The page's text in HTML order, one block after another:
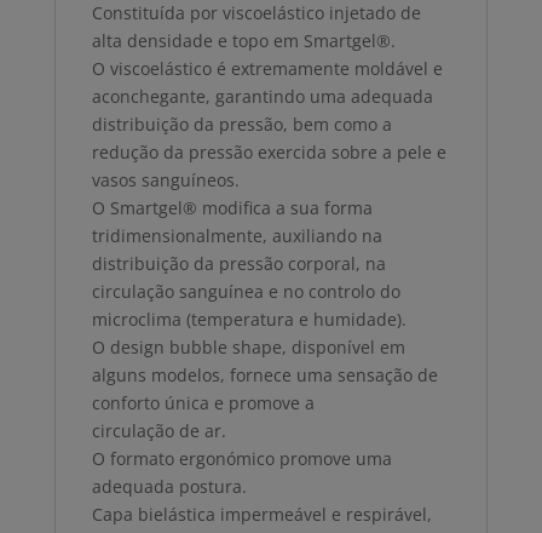
Constituída por viscoelástico injetado de
alta densidade e topo em Smartgel®.
O viscoelástico é extremamente moldável e
aconchegante, garantindo uma adequada
distribuição da pressão, bem como a
redução da pressão exercida sobre a pele e
vasos sanguíneos.
O Smartgel® modifica a sua forma
tridimensionalmente, auxiliando na
distribuição da pressão corporal, na
circulação sanguínea e no controlo do
microclima (temperatura e humidade).
O design bubble shape, disponível em
alguns modelos, fornece uma sensação de
conforto única e promove a
circulação de ar.
O formato ergonómico promove uma
adequada postura.
Capa bielástica impermeável e respirável,